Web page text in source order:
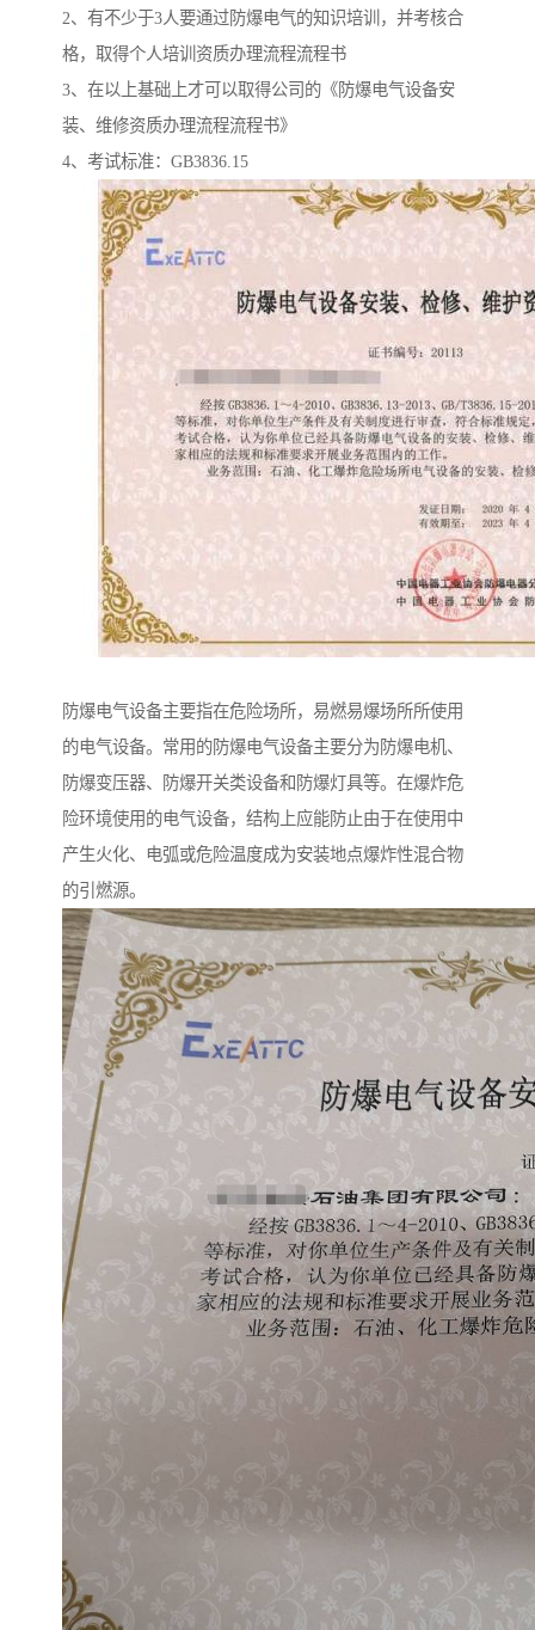
2、有不少于3人要通过防爆电气的知识培训，并考核合
格，取得个人培训资质办理流程流程书
3、在以上基础上才可以取得公司的《防爆电气设备安
装、维修资质办理流程流程书》
4、考试标准：GB3836.15
防爆电气设备主要指在危险场所，易燃易爆场所所使用
的电气设备。常用的防爆电气设备主要分为防爆电机、
防爆变压器、防爆开关类设备和防爆灯具等。在爆炸危
险环境使用的电气设备，结构上应能防止由于在使用中
产生火化、电弧或危险温度成为安装地点爆炸性混合物
的引燃源。